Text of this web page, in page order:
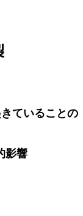
ていることの
影響